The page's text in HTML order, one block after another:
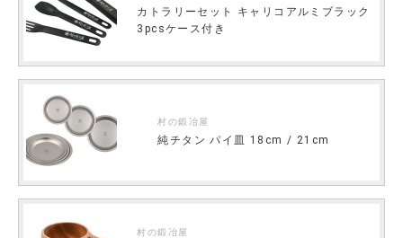
カトラリーセット キャリコアルミブラック
3pcsケース付き
村の鍛冶屋
純チタン パイ皿 18cm / 21cm
村の鍛冶屋